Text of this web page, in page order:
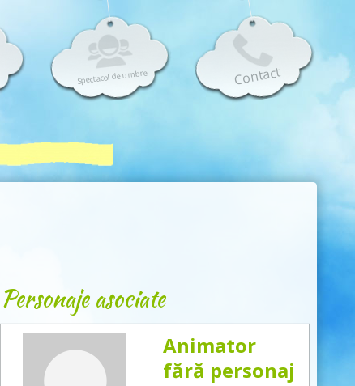
Spectacol de umbre Contact
Personaje asociate
Animator
fără personaj